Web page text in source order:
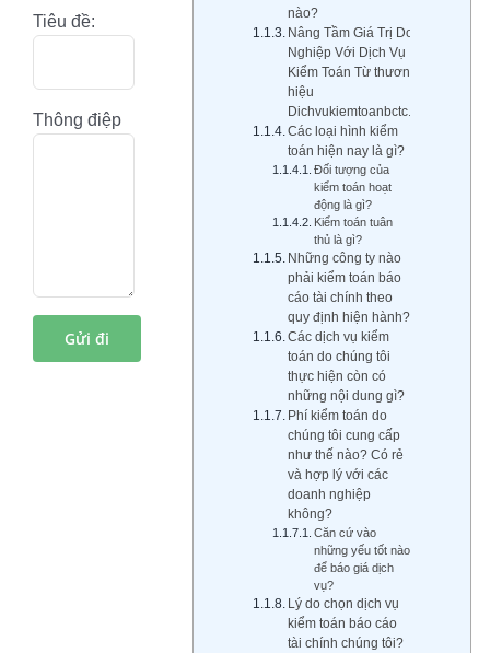
nào?
Nâng Tầm Giá Trị Doanh
Nghiệp Với Dịch Vụ
Kiểm Toán Từ thương
hiệu
Dichvukiemtoanbctc.com
Các loại hình kiểm
toán hiện nay là gì?
Đối tượng của
kiểm toán hoạt
động là gì?
Kiểm toán tuân
thủ là gì?
Những công ty nào
phải kiểm toán báo
cáo tài chính theo
quy định hiện hành?
Các dịch vụ kiểm
toán do chúng tôi
thực hiện còn có
những nội dung gì?
Phí kiểm toán do
chúng tôi cung cấp
như thế nào? Có rẻ
và hợp lý với các
doanh nghiệp
không?
Căn cứ vào
những yếu tốt nào
để báo giá dịch
vụ?
Lý do chọn dịch vụ
kiểm toán báo cáo
tài chính chúng tôi?
Tiêu đề:
Thông điệp